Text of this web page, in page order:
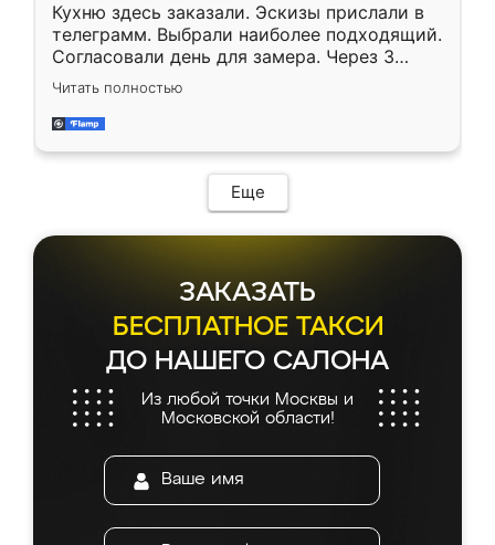
Кухню здесь заказали. Эскизы прислали в
телеграмм. Выбрали наиболее подходящий.
Согласовали день для замера. Через 3
недели кухня была уже готова. Остались
довольны работой. Спасибо Ренессанс
мебель за качественную работу!
Читать полностью
Еще
ЗАКАЗАТЬ
БЕСПЛАТНОЕ ТАКСИ
ДО НАШЕГО САЛОНА
Из любой точки Москвы и
Московской области!